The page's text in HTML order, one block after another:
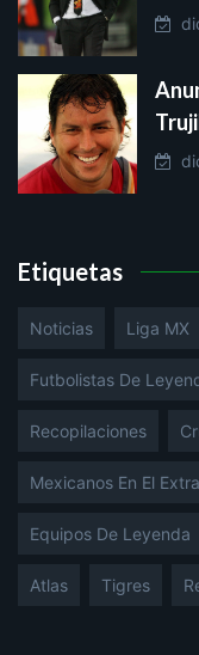
Etiquetas
Noticias Liga MX
Futbolistas De
Recopilaciones
Mexicanos En El
Equipos De Leyenda
Atlas Tigres